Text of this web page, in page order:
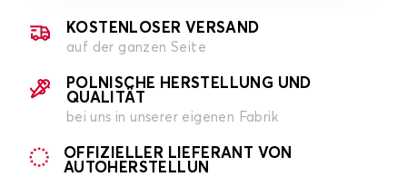
KOSTENLOSER VERSAND
auf der ganzen Seite
POLNISCHE HERSTELLUNG UND
QUALITÄT
bei uns in unserer eigenen Fabrik
OFFIZIELLER LIEFERANT VON
AUTOHERSTELLUN